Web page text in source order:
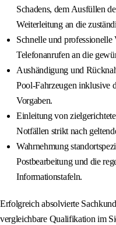
Schadens, dem Ausfüllen
Weiterleitung an die
Schnelle und
Telefonanrufen an die
Aushändigung und
Pool-Fahrzeugen inklusive
Vorgaben.
Einleitung von
Notfällen strikt nach
Wahrnehmung
Postbearbeitung und die
Informationstafeln.
Erfolgreich absolvierte
vergleichbare Qualifikation im